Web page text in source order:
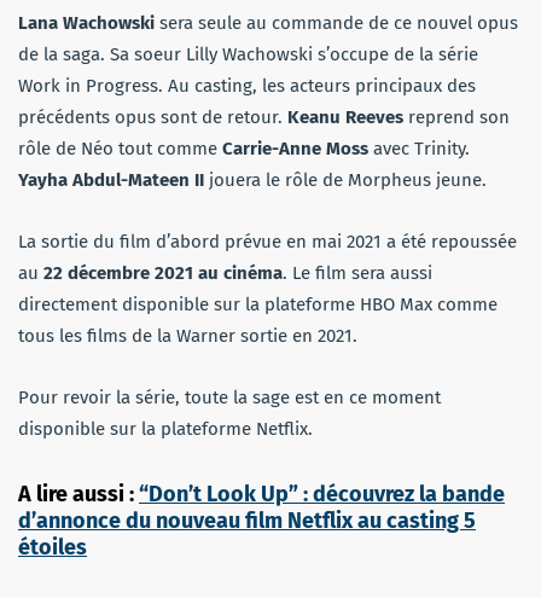
Lana Wachowski sera seule au commande de ce nouvel opus
de la saga. Sa soeur Lilly Wachowski s’occupe de la série
Work in Progress. Au casting, les acteurs principaux des
précédents opus sont de retour. Keanu Reeves reprend son
rôle de Néo tout comme Carrie-Anne Moss avec Trinity.
Yayha Abdul-Mateen II jouera le rôle de Morpheus jeune.
La sortie du film d’abord prévue en mai 2021 a été repoussée
au 22 décembre 2021 au cinéma. Le film sera aussi
directement disponible sur la plateforme HBO Max comme
tous les films de la Warner sortie en 2021.
Pour revoir la série, toute la sage est en ce moment
disponible sur la plateforme Netflix.
A lire aussi :“Don’t Look Up” : découvrez la bande
d’annonce du nouveau film Netflix au casting 5
étoiles